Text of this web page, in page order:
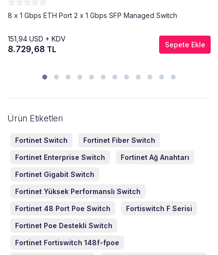
8 x 1 Gbps ETH Port 2 x 1 Gbps SFP Managed Switch
151,94 USD + KDV
8.729,68 TL Sepete Ekle
Ürün Etiketleri
Fortinet Switch Fortinet Fiber Switch
Fortinet Enterprise Switch Fortinet Ağ Anahtarı
Fortinet Gigabit Switch
Fortinet Yüksek Performanslı Switch
Fortinet 48 Port Poe Switch Fortiswitch F Serisi
Fortinet Poe Destekli Switch
Fortinet Fortiswitch 148f-fpoe